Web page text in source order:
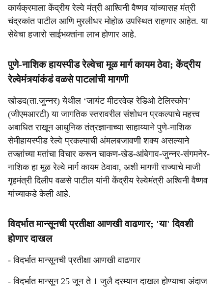
कार्यक्रमाला केंद्रीय रेल्वे मंत्री आश्विनी वैष्णव यांच्यासह मंत्री
चंद्रकांत पाटील आणि मुरलीधर मोहोळ उपस्थित राहणार आहेत. या
सेवेचा हजारो साईभक्तांना लाभ होणार आहे.
पुणे-नाशिक हायस्पीड रेल्वेचा मूळ मार्ग कायम ठेवा; केंद्रीय
रेल्वेमंत्र्यांकंडं वळसे पाटलांची मागणी
खोडद(ता.जुन्नर) येथील ‘जायंट मीटरवेव्ह रेडिओ टेलिस्कोप’
(जीएमआरटी) या जागतिक स्तरावरील संशोधन प्रकल्पाचे महत्त्व
अबाधित राखून आधुनिक तंत्रज्ञानाच्या साहाय्याने पुणे-नाशिक
सेमीहायस्पीड रेल्वे प्रकल्पाची अंमलबजावणी शक्य असल्याने
तज्ज्ञांच्या मतांचा विचार करून चाकण-खेड-आंबेगाव-जुन्नर-संगमनेर-
नाशिक हा मूळ रेल्वे मार्ग कायम ठेवावा, अशी मागणी राज्याचे माजी
गृहमंत्री दिलीप वळसे पाटील यांनी केंद्रीय रेल्वेमंत्री अश्विनी वैष्णव
यांच्याकडे केली आहे.
विदर्भात मान्सूनची प्रतीक्षा आणखी वाढणार; 'या' दिवशी
होणार दाखल
- विदर्भात मान्सूनची प्रतीक्षा आणखी वाढणार
- विदर्भात मान्सून 25 जून ते 1 जुलै दरम्यान दाखल होण्याचा अंदाज